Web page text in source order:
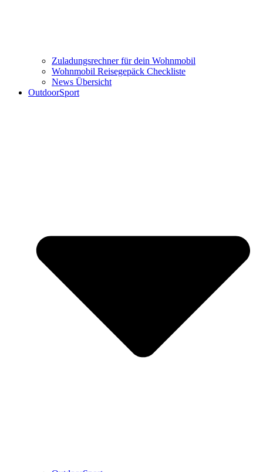
Zuladungsrechner für dein Wohnmobil
Wohnmobil Reisegepäck Checkliste
News Übersicht
OutdoorSport